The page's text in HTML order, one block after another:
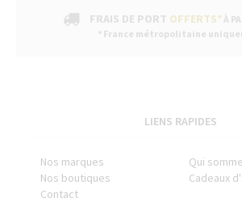
FRAIS DE PORT OFFERTS* À
* France métropolitaine
LIENS RAPIDES
Nos marques
Qui
Nos boutiques
Cadeaux
Contact